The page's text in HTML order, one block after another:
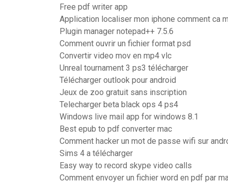
Free pdf writer app
Application localiser mon iphone comment ca
Plugin manager notepad++ 7.5.6
Comment ouvrir un fichier format psd
Convertir video mov en mp4 vlc
Unreal tournament 3 ps3 télécharger
Télécharger outlook pour android
Jeux de zoo gratuit sans inscription
Telecharger beta black ops 4 ps4
Windows live mail app for windows 8.1
Best epub to pdf converter mac
Comment hacker un mot de passe wifi sur
Sims 4 a télécharger
Easy way to record skype video calls
Comment envoyer un fichier word en pdf par